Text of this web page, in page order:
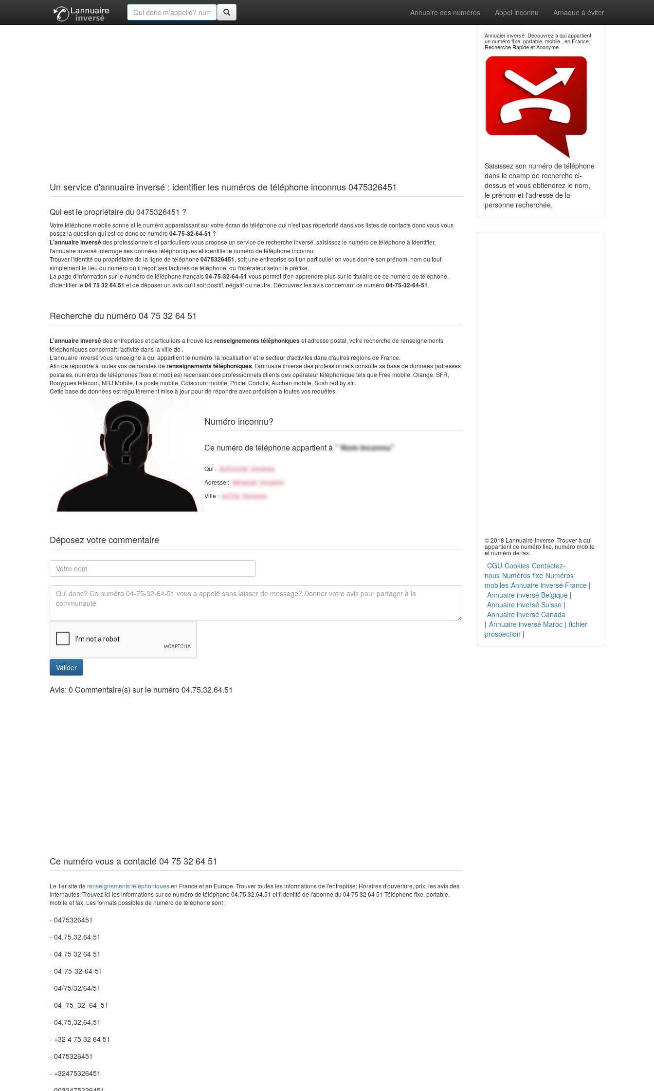
Annuaire des numéros Appel inconnu Arnaque à éviter
Un service d'annuaire inversé : identifier les numéros de téléphone inconnus 0475326451
Qui est le propriétaire du 0475326451 ?
Votre téléphone mobile sonne et le numéro apparaissant sur votre écran de téléphone qui n'est pas répertorié dans vos listes de contacts donc vous vous
posez la question qui est-ce donc ce numéro 04-75-32-64-51 ?
L'annuaire inversédes professionnels et particuliers vous propose un service de recherche inversé, saisissez le numéro de téléphone à identifier,
l'annuaire inversé interroge ses données téléphoniques et identifie le numéro de téléphone inconnu.
Trouver l'identité du propriétaire de la ligne de téléphone 0475326451, soit une entreprise soit un particulier on vous donne son prénom, nom ou tout
simplement le lieu du numéro où il reçoit ses factures de téléphone, ou l'opérateur selon le préfixe.
La page d'information sur le numéro de téléphone français04-75-32-64-51 vous permet d'en apprendre plus sur le titulaire de ce numéro de téléphone,
d'identifier le 04 75 32 64 51 et de déposer un avis qu'il soit positif, négatif ou neutre. Découvrez les avis concernant ce numéro 04-75-32-64-51.
Recherche du numéro 04 75 32 64 51
L'annuaire inversédes entreprises et particuliers a trouvé lesrenseignements téléphoniqueset adresse postal, votre recherche de renseignements
téléphoniques concernait l'activité dans la ville de .
L'annuaire inversé vous renseigne à qui appartient le numéro, la localisation et le secteur d'activités dans d'autres régions de France.
Afin de répondre à toutes vos demandes de renseignements téléphoniques, l'annuaire inverse des professionnels consulte sa base de données (adresses
postales, numéros de téléphones fixes et mobiles) recensant des professionnels clients des opérateur téléphonique tels que Free mobile, Orange, SFR,
Bouygues télécom, NRJ Mobile, La poste mobile, Cdiscount mobile, Prixtel Coriolis, Auchan mobile, Sosh red by sfr...
Cette base de données est régulièrement mise à jour pour de répondre avec précision à toutes vos requêtes.
Numéro inconnu?
Ce numéro de téléphone appartient à" Nom inconnu"
Qui : Activité inconnu
Adresse : Adresse inconnu
Ville : Ville Inconnu
Déposez votre commentaire
Valider
Avis: 0 Commentaire(s) sur le numéro 04.75.32.64.51
Ce numéro vous a contacté 04 75 32 64 51
Le 1er site de renseignements téléphoniquesen France et en Europe. Trouver toutes les informations de l'entreprise: Horaires d'ouverture, prix, les avis des
internautes. Trouvez ici les informations sur ce numéro de téléphone 04.75.32.64.51 et l'identité de l'abonné du 04 75 32 64 51 Téléphone fixe, portable,
mobile et fax. Les formats possibles de numéro de téléphone sont :
- 0475326451
- 04.75.32.64.51
- 04 75 32 64 51
- 04-75-32-64-51
- 04/75/32/64/51
- 04_75_32_64_51
- 04,75,32,64,51
- +32 4 75 32 64 51
- 0475326451
- +32475326451
Annuaier inversé: Découvrez à qui appartient
un numéro fixe, portable, mobile...en France.
Recherche Rapide et Anonyme.
Saisissez son numéro de téléphone
dans le champ de recherche ci-
dessus et vous obtiendrez le nom,
le prénom et l'adresse de la
personne recherchée.
© 2018 Lannuaire-inverse. Trouver à qui
appartient ce numéro fixe, numéro mobile
et numéro de fax.
CGU Cookies Contactez-
nous Numéros fixe Numéros
mobiles Annuaire inversé France|
Annuaire inversé Belgique|
Annuaire inversé Suisse|
Annuaire inversé Canada
| Annuaire inversé Maroc| fichier
prospection |